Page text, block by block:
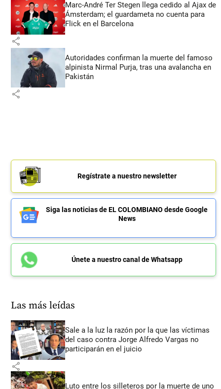
Marc-André Ter Stegen llega cedido al Ajax de
Ámsterdam; el guardameta no cuenta para
Flick en el Barcelona
share
Autoridades confirman la muerte del famoso
alpinista Nirmal Purja, tras una avalancha en
Pakistán
share
Regístrate a nuestro newsletter
Siga las noticias de EL COLOMBIANO desde Google
News
Únete a nuestro canal de Whatsapp
Las más leídas
Sale a la luz la razón por la que las víctimas
del caso contra Jorge Alfredo Vargas no
participarán en el juicio
share
Luto entre los silleteros por la muerte de uno